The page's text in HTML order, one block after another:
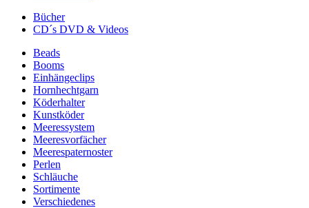
Bücher
CD´s DVD & Videos
Beads
Booms
Einhängeclips
Hornhechtgarn
Köderhalter
Kunstköder
Meeressystem
Meeresvorfächer
Meerespaternoster
Perlen
Schläuche
Sortimente
Verschiedenes